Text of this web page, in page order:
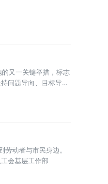
又一关键举措，标志
问题导向、目标导
动者与市民身边。
会基层工作部